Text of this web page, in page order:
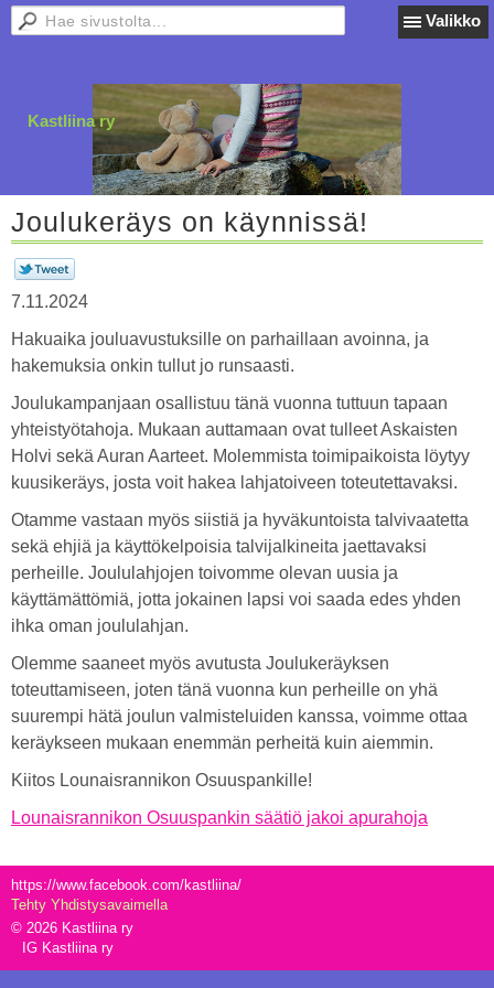
Valikko
Kastliina ry
Joulukeräys on käynnissä!
7.11.2024
Hakuaika jouluavustuksille on parhaillaan avoinna, ja
hakemuksia onkin tullut jo runsaasti.
Joulukampanjaan osallistuu tänä vuonna tuttuun tapaan
yhteistyötahoja. Mukaan auttamaan ovat tulleet Askaisten
Holvi sekä Auran Aarteet. Molemmista toimipaikoista löytyy
kuusikeräys, josta voit hakea lahjatoiveen toteutettavaksi.
Otamme vastaan myös siistiä ja hyväkuntoista talvivaatetta
sekä ehjiä ja käyttökelpoisia talvijalkineita jaettavaksi
perheille. Joululahjojen toivomme olevan uusia ja
käyttämättömiä, jotta jokainen lapsi voi saada edes yhden
ihka oman joululahjan.
Olemme saaneet myös avutusta Joulukeräyksen
toteuttamiseen, joten tänä vuonna kun perheille on yhä
suurempi hätä joulun valmisteluiden kanssa, voimme ottaa
keräykseen mukaan enemmän perheitä kuin aiemmin.
Kiitos Lounaisrannikon Osuuspankille!
Lounaisrannikon Osuuspankin säätiö jakoi apurahoja
https://www.facebook.com/kastliina/
Tehty Yhdistysavaimella
© 2026 Kastliina ry
IG Kastliina ry